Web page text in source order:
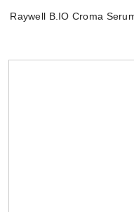
Raywell B.IO Croma